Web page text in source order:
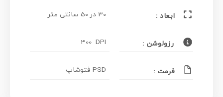
ابعاد : 30 در 50 سانتی متر
رزولوشن : 300 DPI
فرمت : PSD فتوشاپ